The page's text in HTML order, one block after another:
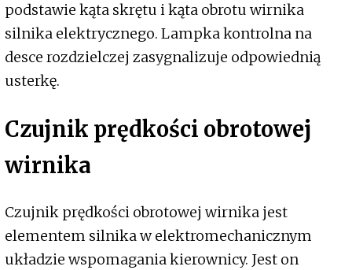
podstawie kąta skrętu i kąta obrotu wirnika
silnika elektrycznego. Lampka kontrolna na
desce rozdzielczej zasygnalizuje odpowiednią
usterkę.
Czujnik prędkości obrotowej
wirnika
Czujnik prędkości obrotowej wirnika jest
elementem silnika w elektromechanicznym
układzie wspomagania kierownicy. Jest on